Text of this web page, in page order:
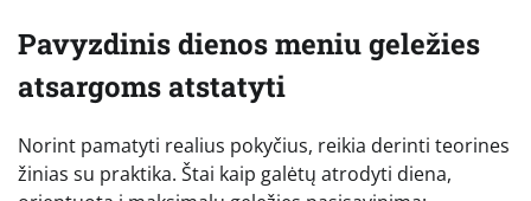
Pavyzdinis dienos meniu geležies
atsargoms atstatyti
Norint pamatyti realius pokyčius, reikia derinti teorines
žinias su praktika. Štai kaip galėtų atrodyti diena,